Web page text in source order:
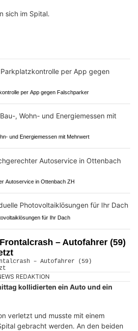
sich im Spital.
per App gegen Falschparker
und Energiemessen mit Mehrwert
Autoservice in Ottenbach ZH
für Ihr Dach
– Autofahrer (59)
REDAKTION
kollidierten ein Auto und ein
verletzt und musste mit einem
gebracht werden. An den beiden